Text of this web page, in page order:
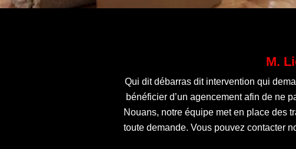
M.
Qui dit débarras dit intervention qui
bénéficier d’un agencement afin de ne
Nouans, notre équipe met en place des
toute demande. Vous pouvez contacter